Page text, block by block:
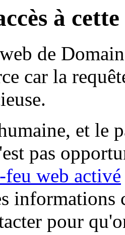
à
de
car la
et le
pas
feu web activé
informations
pour